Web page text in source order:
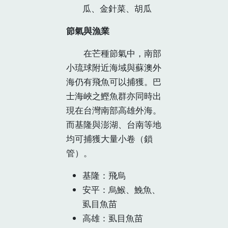
瓜、金針菜、胡瓜
節氣與漁業
在芒種節氣中，南部
小琉球附近海域與蘇澳外
海仍有飛魚可以捕獲。巴
士海峽之鰹魚群亦同時出
現在台灣南部高雄外海。
而基隆與澎湖、台南等地
均可捕獲大量小卷（鎖
管）。
基隆：飛烏
安平：烏鯸、鮸魚、
虱目魚苗
高雄：虱目魚苗